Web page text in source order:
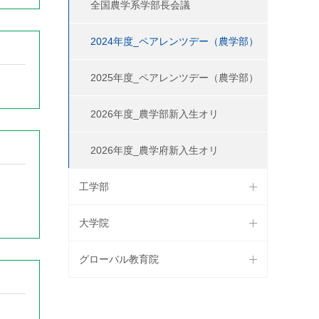
全国農学系学部長会議
2024年度_ペアレンツデー（農学部）
2025年度_ペアレンツデー（農学部）
2026年度_農学部新入生オリ
2026年度_農学府新入生オリ
工学部
大学院
グローバル教育院